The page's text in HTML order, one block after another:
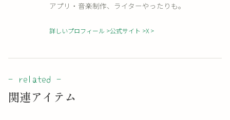
アプリ・音楽制作、ライターやったりも。
詳しいプロフィール 公式サイト X
関連アイテム